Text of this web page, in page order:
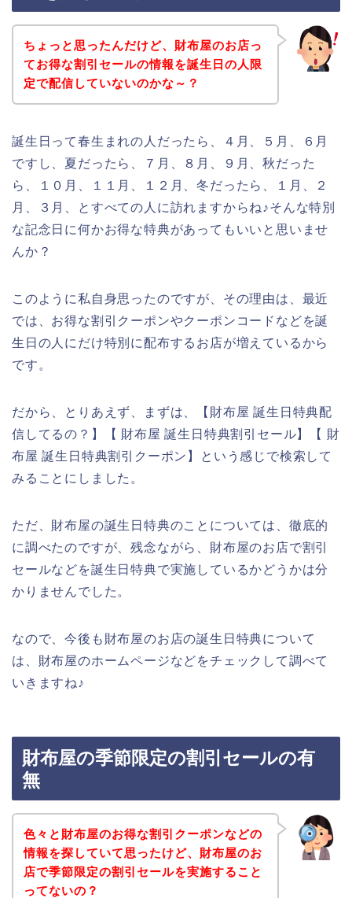
ちょっと思ったんだけど、財布屋のお店っ
てお得な割引セールの情報を誕生日の人限
定で配信していないのかな～？
誕生日って春生まれの人だったら、４月、５月、６月
ですし、夏だったら、７月、８月、９月、秋だった
ら、１０月、１１月、１２月、冬だったら、１月、２
月、３月、とすべての人に訪れますからね♪そんな特別
な記念日に何かお得な特典があってもいいと思いませ
んか？
このように私自身思ったのですが、その理由は、最近
では、お得な割引クーポンやクーポンコードなどを誕
生日の人にだけ特別に配布するお店が増えているから
です。
だから、とりあえず、まずは、【財布屋 誕生日特典配
信してるの？】【 財布屋 誕生日特典割引セール】【 財
布屋 誕生日特典割引クーポン】という感じで検索して
みることにしました。
ただ、財布屋の誕生日特典のことについては、徹底的
に調べたのですが、残念ながら、財布屋のお店で割引
セールなどを誕生日特典で実施しているかどうかは分
かりませんでした。
なので、今後も財布屋のお店の誕生日特典について
は、財布屋のホームページなどをチェックして調べて
いきますね♪
財布屋の季節限定の割引セールの有
無
色々と財布屋のお得な割引クーポンなどの
情報を探していて思ったけど、財布屋のお
店で季節限定の割引セールを実施すること
ってないの？